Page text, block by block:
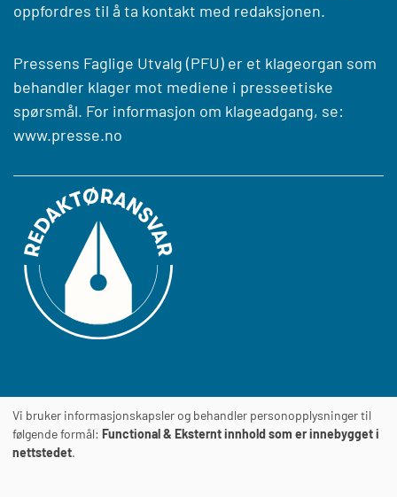
oppfordres til å ta kontakt med redaksjonen.
Pressens Faglige Utvalg (PFU) er et klageorgan som
behandler klager mot mediene i presseetiske
spørsmål. For informasjon om klageadgang, se:
www.presse.no
JournalensTILGJENGELIGHETSERKLÆRING
Vi bruker informasjonskapsler og behandler personopplysninger til
følgende formål: Functional & Eksternt innhold som er innebygget i
nettstedet.